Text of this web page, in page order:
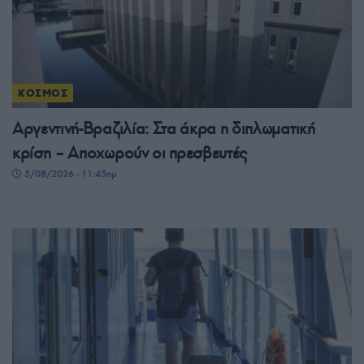
ΚΟΣΜΟΣ
Αργεντινή-Βραζιλία: Στα άκρα η διπλωματική
κρίση – Αποχωρούν οι πρεσβευτές
5/08/2026 - 11:45πμ